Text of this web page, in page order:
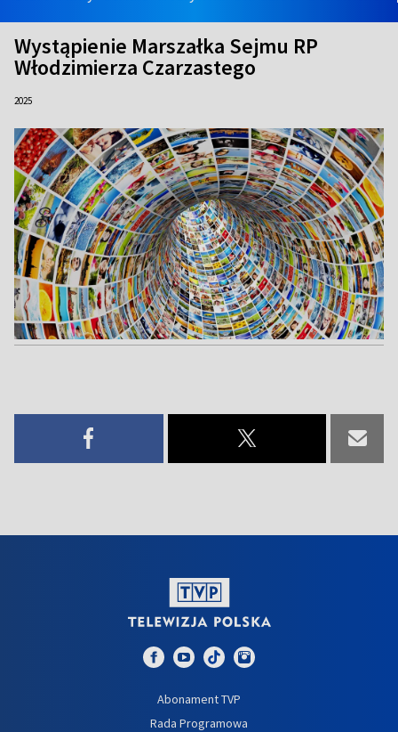
Wystąpienie Marszałka Sejmu RP
Włodzimierza Czarzastego
2025
Abonament TVP
Rada Programowa